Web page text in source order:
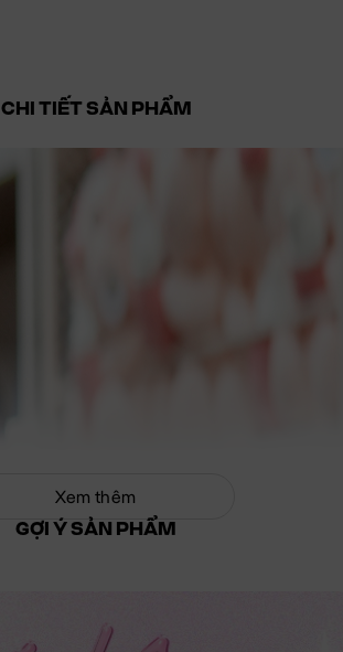
CHI TIẾT SẢN PHẨM
Xem thêm
GỢI Ý SẢN PHẨM